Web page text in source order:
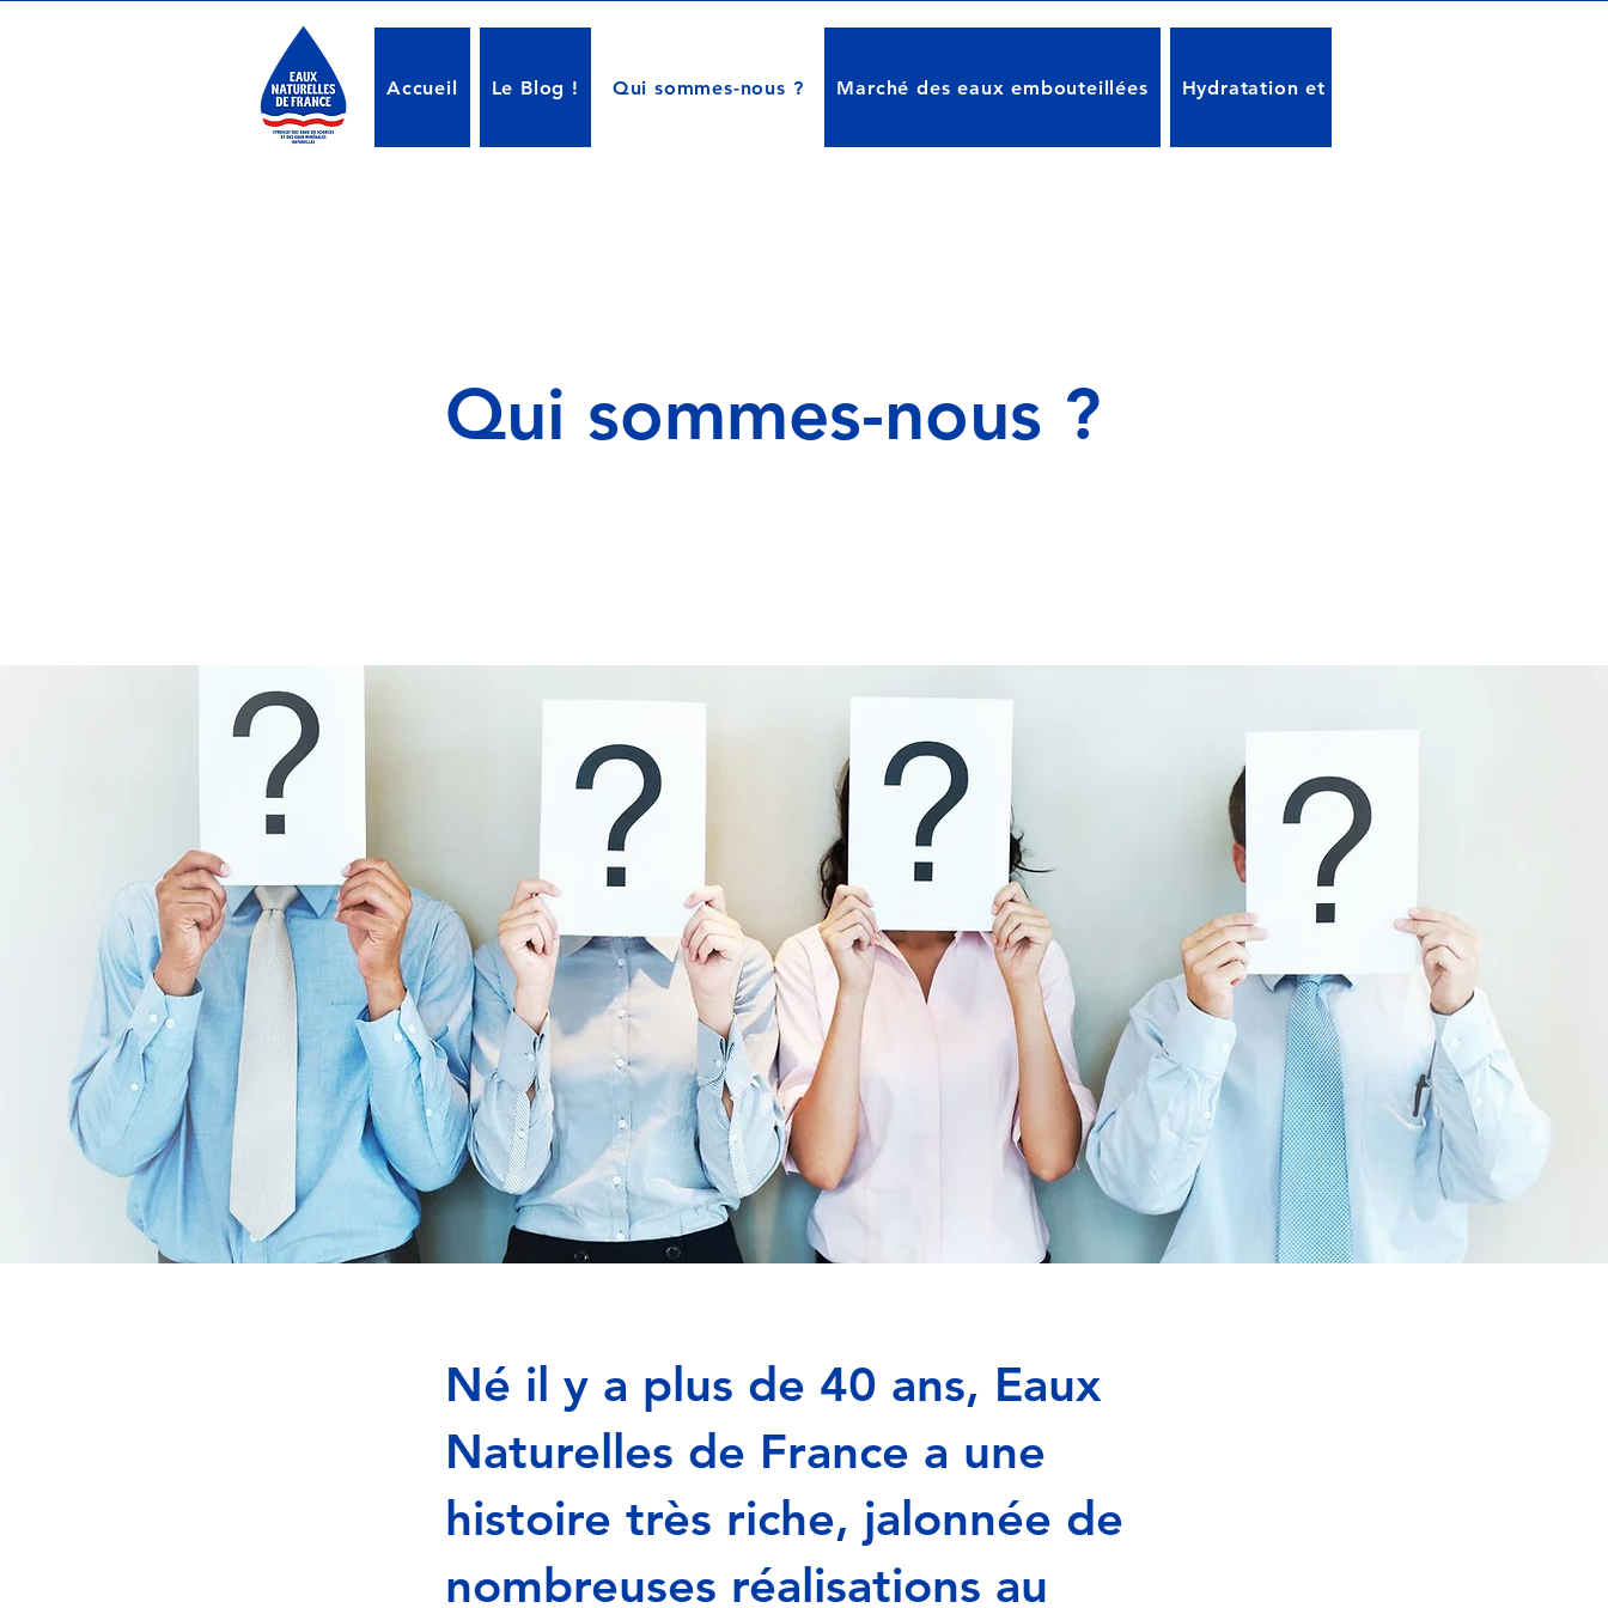
Accueil Le Blog ! Qui sommes-nous ? Marché des eaux embouteillées Hydratation et Santé
Qui sommes-nous ?
Né il y a plus de 40 ans, Eaux
Naturelles de France a une
histoire très riche, jalonnée de
nombreuses réalisations au